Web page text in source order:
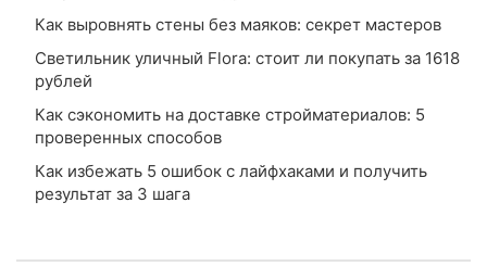
Как выровнять стены без маяков: секрет мастеров
Светильник уличный Flora: стоит ли покупать за 1618
рублей
Как сэкономить на доставке стройматериалов: 5
проверенных способов
Как избежать 5 ошибок с лайфхаками и получить
результат за 3 шага